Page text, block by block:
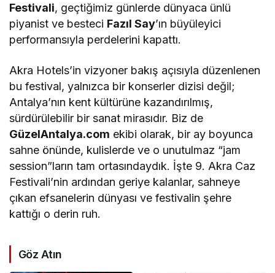
Festivali, geçtiğimiz günlerde dünyaca ünlü
piyanist ve besteci Fazıl Say’ın büyüleyici
performansıyla perdelerini kapattı.
Akra Hotels’in vizyoner bakış açısıyla düzenlenen
bu festival, yalnızca bir konserler dizisi değil;
Antalya’nın kent kültürüne kazandırılmış,
sürdürülebilir bir sanat mirasıdır. Biz de
GüzelAntalya.com ekibi olarak, bir ay boyunca
sahne önünde, kulislerde ve o unutulmaz “jam
session”ların tam ortasındaydık. İşte 9. Akra Caz
Festivali’nin ardından geriye kalanlar, sahneye
çıkan efsanelerin dünyası ve festivalin şehre
kattığı o derin ruh.
Göz Atın